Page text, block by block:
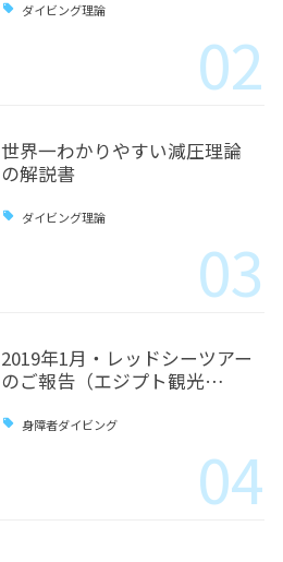
ダイビング理論
02
世界一わかりやすい減圧理論
の解説書
ダイビング理論
03
2019年1月・レッドシーツアー
のご報告（エジプト観光…
身障者ダイビング
04